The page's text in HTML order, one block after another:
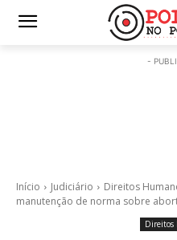
-
Início Judiciário Direitos
manutenção de norma sobre
Direitos